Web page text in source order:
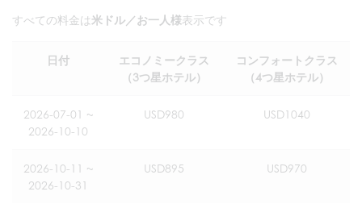
すべての料金は米ドル／お一人様表示です
日付
エコノミークラス
（3つ星ホテル）
コンフォートクラス
（4つ星ホテル）
2026-07-01 ~
2026-10-10
USD980 USD1040
2026-10-11 ~
2026-10-31
USD895 USD970